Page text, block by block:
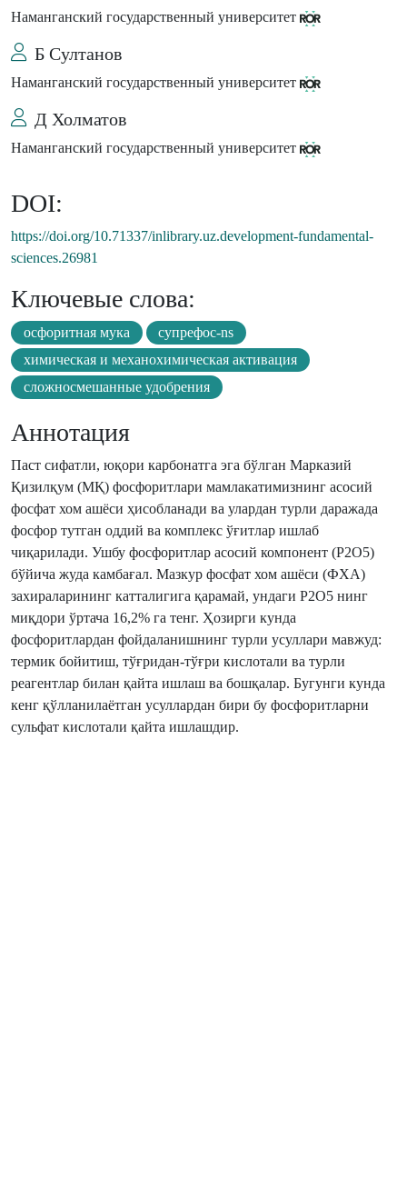
Наманганский государственный университет
Б Султанов
Наманганский государственный университет
Д Холматов
Наманганский государственный университет
DOI:
https://doi.org/10.71337/inlibrary.uz.development-fundamental-
sciences.26981
Ключевые слова:
осфоритная мука
супрефос-ns
химическая и механохимическая активация
сложносмешанные удобрения
Аннотация
Паст сифатли, юқори карбонатга эга бўлган Марказий
Қизилқум (МҚ) фосфоритлари мамлакатимизнинг асосий
фосфат хом ашёси ҳисобланади ва улардан турли даражада
фосфор тутган оддий ва комплекс ўғитлар ишлаб
чиқарилади. Ушбу фосфоритлар асосий компонент (Р2О5)
бўйича жуда камбағал. Мазкур фосфат хом ашёси (ФХА)
захираларининг катталигига қарамай, ундаги Р2О5 нинг
миқдори ўртача 16,2% га тенг. Ҳозирги кунда
фосфоритлардан фойдаланишнинг турли усуллари мавжуд:
термик бойитиш, тўғридан-тўғри кислотали ва турли
реагентлар билан қайта ишлаш ва бошқалар. Бугунги кунда
кенг қўлланилаётган усуллардан бири бу фосфоритларни
сульфат кислотали қайта ишлашдир.